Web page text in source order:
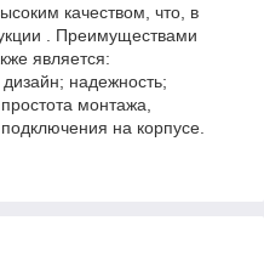
качеством, что, в
. Преимуществами
является:
надежность;
монтажа,
на корпусе.